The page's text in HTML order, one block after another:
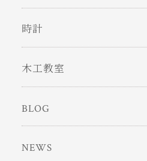
時計
木工教室
BLOG
NEWS